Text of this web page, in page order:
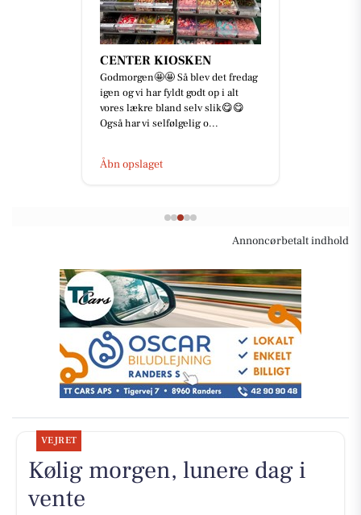
CENTER KIOSKEN
Godmorgen🤩🤩 Så blev det fredag
igen og vi har fyldt godt op i alt
vores lækre bland selv slik😋😋
Også har vi selfølgelig o...
Åbn opslaget
Annoncørbetalt indhold
VEJRET
Kølig morgen, lunere dag i
vente